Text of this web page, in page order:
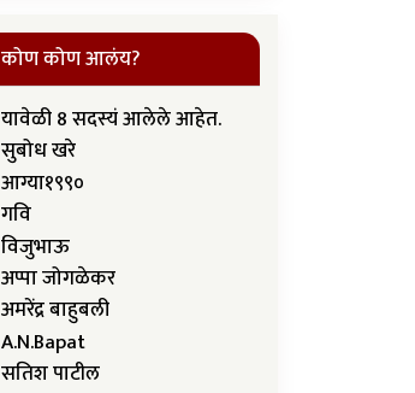
कोण कोण आलंय?
यावेळी 8 सदस्यं आलेले आहेत.
सुबोध खरे
आग्या१९९०
गवि
विजुभाऊ
अप्पा जोगळेकर
अमरेंद्र बाहुबली
A.N.Bapat
सतिश पाटील